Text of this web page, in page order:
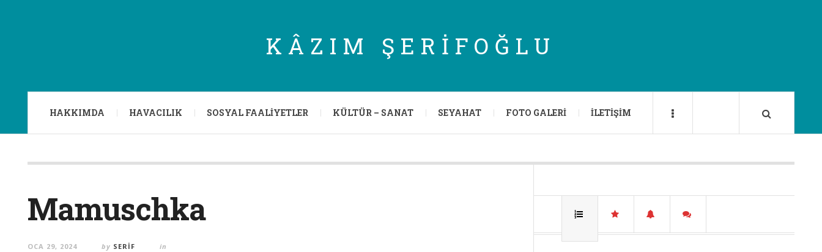
KÂZIM ŞERIFOĞLU
HAKKIMDA HAVACILIK SOSYAL FAALIYETLER KÜLTÜR – SANAT SEYAHAT FOTO GALERI İLETIŞIM
Mamuschka
OCA 29, 2024 by SERIF in